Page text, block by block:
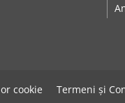
cookie Termeni și